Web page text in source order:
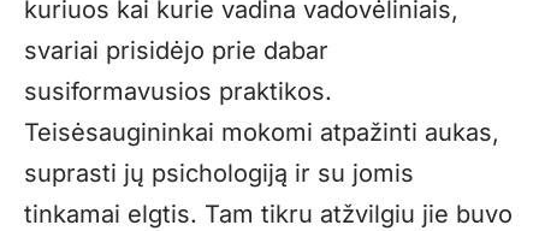
kuriuos kai kurie vadina vadovėliniais,
svariai prisidėjo prie dabar
susiformavusios praktikos.
Teisėsaugininkai mokomi atpažinti aukas,
suprasti jų psichologiją ir su jomis
tinkamai elgtis. Tam tikru atžvilgiu jie buvo